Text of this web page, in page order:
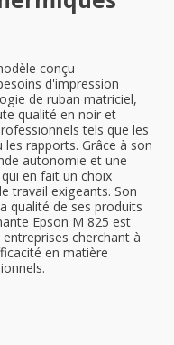
conçu
d'impression
de ruban matriciel,
qualité en noir et
tels que les
rapports. Grâce à son
autonomie et une
en fait un choix
travail exigeants. Son
qualité de ses produits
Epson M 825 est
cherchant à
en matière